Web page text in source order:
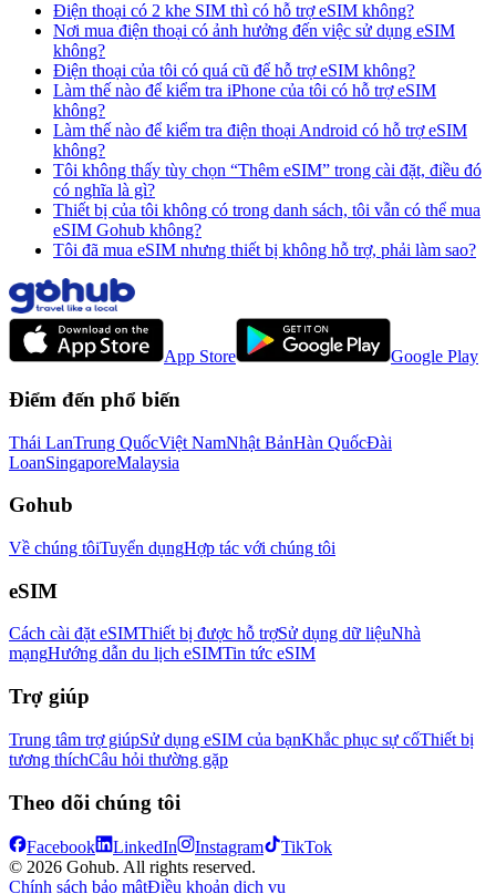
Điện thoại có 2 khe SIM thì có hỗ trợ eSIM không?
Nơi mua điện thoại có ảnh hưởng đến việc sử dụng eSIM
không?
Điện thoại của tôi có quá cũ để hỗ trợ eSIM không?
Làm thế nào để kiểm tra iPhone của tôi có hỗ trợ eSIM
không?
Làm thế nào để kiểm tra điện thoại Android có hỗ trợ eSIM
không?
Tôi không thấy tùy chọn “Thêm eSIM” trong cài đặt, điều đó
có nghĩa là gì?
Thiết bị của tôi không có trong danh sách, tôi vẫn có thể mua
eSIM Gohub không?
Tôi đã mua eSIM nhưng thiết bị không hỗ trợ, phải làm sao?
App Store Google Play
Điểm đến phổ biến
Thái LanTrung QuốcViệt NamNhật BảnHàn QuốcĐài
LoanSingaporeMalaysia
Gohub
Về chúng tôiTuyển dụngHợp tác với chúng tôi
eSIM
Cách cài đặt eSIMThiết bị được hỗ trợSử dụng dữ liệuNhà
mạngHướng dẫn du lịch eSIMTin tức eSIM
Trợ giúp
Trung tâm trợ giúpSử dụng eSIM của bạnKhắc phục sự cốThiết bị
tương thíchCâu hỏi thường gặp
Theo dõi chúng tôi
Facebook LinkedIn Instagram
TikTok
© 2026 Gohub. All rights reserved.
Chính sách bảo mậtĐiều khoản dịch vụ